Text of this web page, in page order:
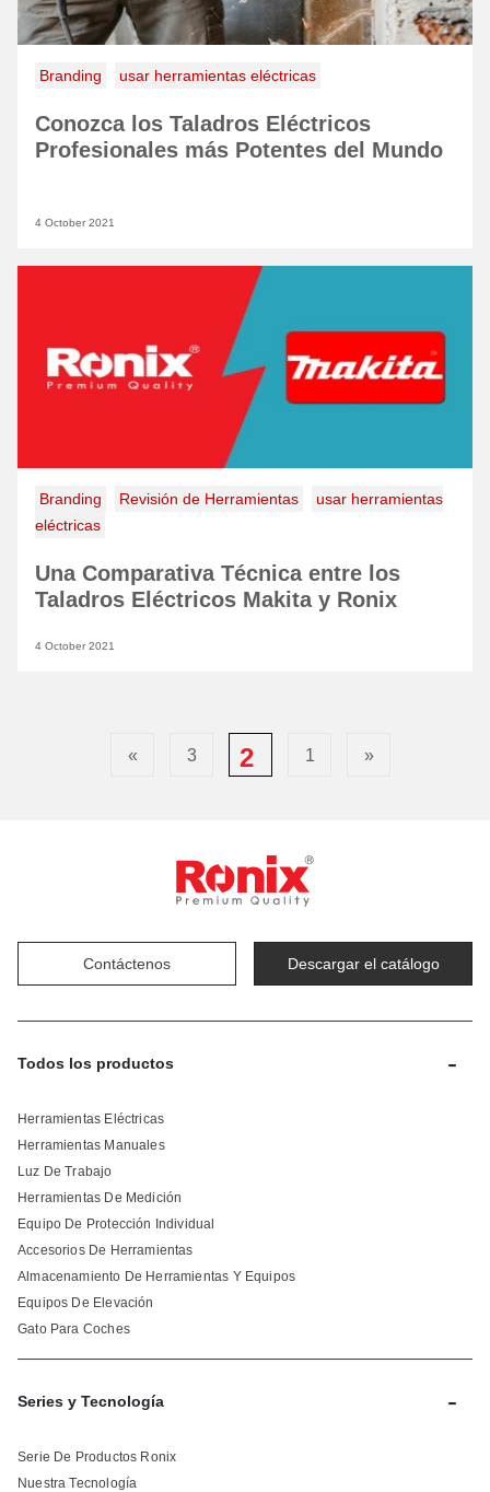
Branding usar herramientas eléctricas
Conozca los Taladros Eléctricos
Profesionales más Potentes del Mundo
4 October 2021
Branding Revisión de Herramientas
usar herramientas
eléctricas
Una Comparativa Técnica entre los
Taladros Eléctricos Makita y Ronix
4 October 2021
«
1
2
3
»
Contáctenos Descargar el catálogo
Todos los productos -
Herramientas Eléctricas
Herramientas Manuales
Luz De Trabajo
Herramientas De Medición
Equipo De Protección Individual
Accesorios De Herramientas
Almacenamiento De Herramientas Y Equipos
Equipos De Elevación
Gato Para Coches
Series y Tecnología -
Serie De Productos Ronix
Nuestra Tecnología